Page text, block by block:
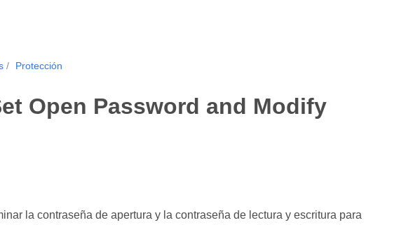
Protección
Open Password and Modify
la contraseña de apertura y la contraseña de lectura y escritura para